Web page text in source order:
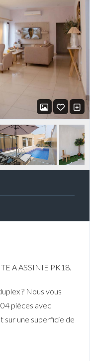
A ASSINIE PK18.
? Nous vous
pièces avec
sur une superficie de